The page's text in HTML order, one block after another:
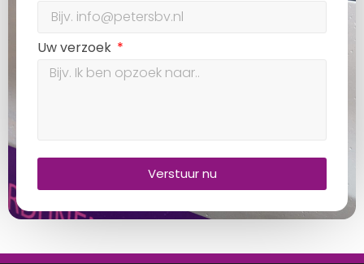
Uw verzoek
Verstuur nu